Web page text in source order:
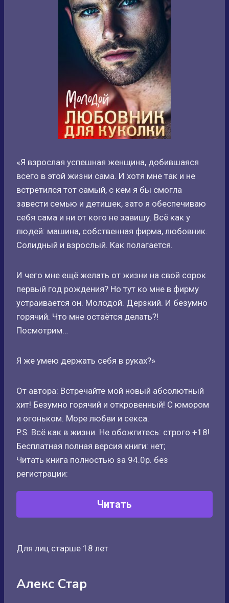
«Я взрослая успешная женщина, добившаяся
всего в этой жизни сама. И хотя мне так и не
встретился тот самый, с кем я бы смогла
завести семью и детишек, зато я обеспечиваю
себя сама и ни от кого не завишу. Всё как у
людей: машина, собственная фирма, любовник.
Солидный и взрослый. Как полагается.
И чего мне ещё желать от жизни на свой сорок
первый год рождения? Но тут ко мне в фирму
устраивается он. Молодой. Дерзкий. И безумно
горячий. Что мне остаётся делать?!
Посмотрим…
Я же умею держать себя в руках?»
От автора: Встречайте мой новый абсолютный
хит! Безумно горячий и откровенный! С юмором
и огоньком. Море любви и секса.
P.S. Всё как в жизни. Не обожгитесь: строго +18!
Бесплатная полная версия книги: нет;
Читать книга полностью за 94.0р. без
регистрации:
Читать
Для лиц старше 18 лет
Алекс Стар